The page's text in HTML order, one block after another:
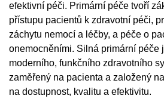
efektivní péči. Primární péče tvoří
přístupu pacientů k zdravotní péči,
záchytu nemocí a léčby, a péče o
onemocněními. Silná primární péče
moderního, funkčního zdravotního
zaměřený na pacienta a založený
na dostupnost, kvalitu a efektivitu.